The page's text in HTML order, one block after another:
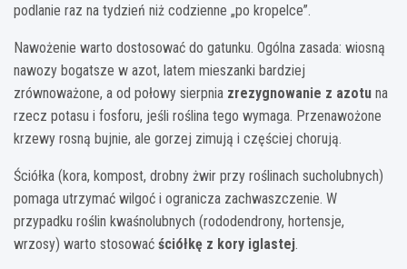
podlanie raz na tydzień niż codzienne „po kropelce”.
Nawożenie warto dostosować do gatunku. Ogólna zasada: wiosną
nawozy bogatsze w azot, latem mieszanki bardziej
zrównoważone, a od połowy sierpnia zrezygnowanie z azotu na
rzecz potasu i fosforu, jeśli roślina tego wymaga. Przenawożone
krzewy rosną bujnie, ale gorzej zimują i częściej chorują.
Ściółka (kora, kompost, drobny żwir przy roślinach sucholubnych)
pomaga utrzymać wilgoć i ogranicza zachwaszczenie. W
przypadku roślin kwaśnolubnych (rododendrony, hortensje,
wrzosy) warto stosować ściółkę z kory iglastej.